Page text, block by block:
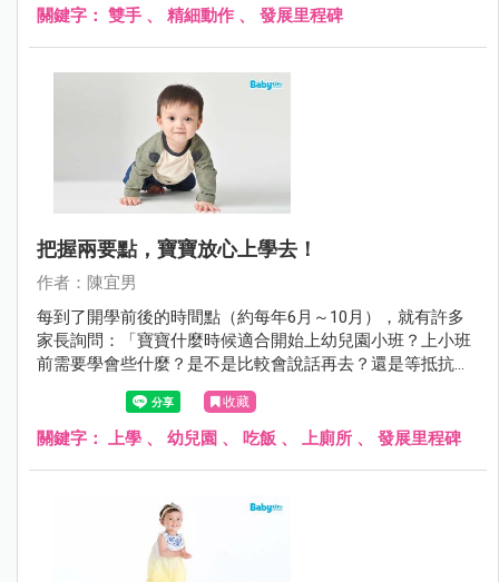
廁所、刷牙洗臉等一天開始且最熟悉、簡單不過的活動，都
關鍵字： 雙手 、 精細動作 、 發展里程碑
把握兩要點，寶寶放心上學去！
作者：陳宜男
每到了開學前後的時間點（約每年6月～10月），就有許多
家長詢問：「寶寶什麼時候適合開始上幼兒園小班？上小班
前需要學會些什麼？是不是比較會說話再去？還是等抵抗力
強一點再去呢？」
收藏
關鍵字： 上學 、 幼兒園 、 吃飯 、 上廁所 、 發展里程碑